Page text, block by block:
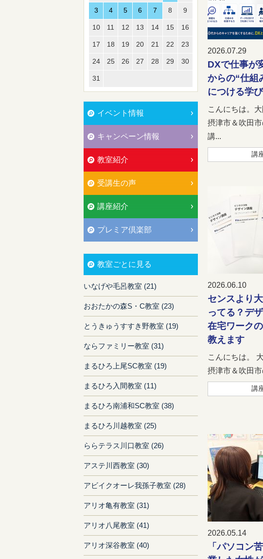
2026.07.29
DXで仕事が
からの“仕組
につける学び
こんにちは。大
摂津市＆吹田
講...
講
2026.06.10
センスより
ってる？デ
在宅ワーク
教えます
こんにちは。
摂津市＆吹田
講
2026.05.14
「パソコン
3 4 5 6 7 8 9
10 11 12 13 14 15 16
17 18 19 20 21 22 23
24 25 26 27 28 29 30
31
イベント情報
キャンペーン情報
教室紹介
受講生の声
講座紹介
プレミア倶楽部
教室ごとに見る
いなげや毛呂教室 (21)
おおたかの森S・C教室 (23)
とうきゅうすすき野教室 (19)
ならファミリー教室 (31)
まるひろ上尾SC教室 (19)
まるひろ入間教室 (11)
まるひろ南浦和SC教室 (38)
まるひろ川越教室 (25)
ららテラス川口教室 (26)
アステ川西教室 (30)
アビイクオーレ我孫子教室 (28)
アリオ亀有教室 (31)
アリオ八尾教室 (41)
アリオ深谷教室 (40)